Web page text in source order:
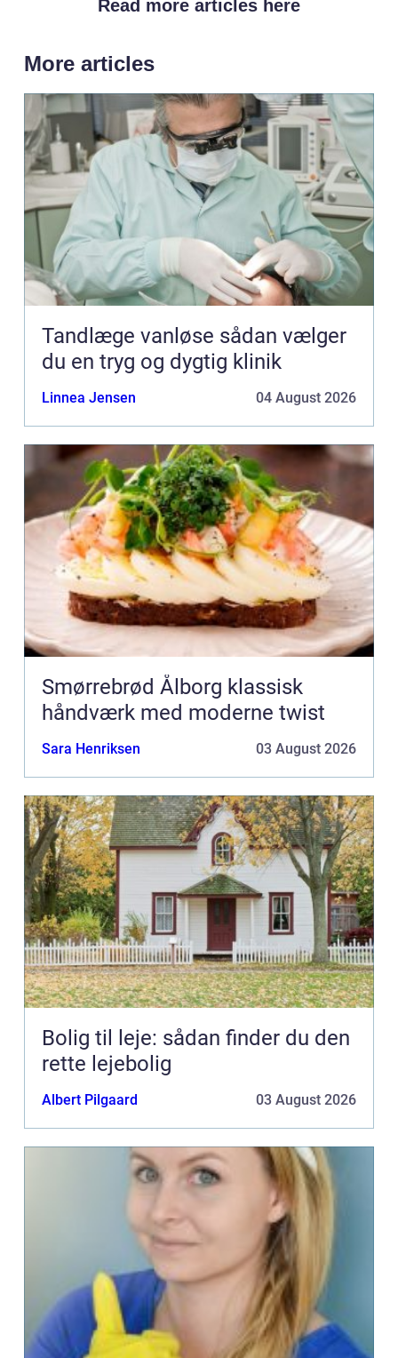
Read more articles here
More articles
Tandlæge vanløse sådan vælger
du en tryg og dygtig klinik
Linnea Jensen 04 August 2026
Smørrebrød Ålborg klassisk
håndværk med moderne twist
Sara Henriksen 03 August 2026
Bolig til leje: sådan finder du den
rette lejebolig
Albert Pilgaard 03 August 2026